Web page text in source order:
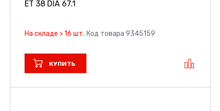
ET 38 DIA 67.1
На складе > 16 шт. Код товара 9345159
КУПИТЬ